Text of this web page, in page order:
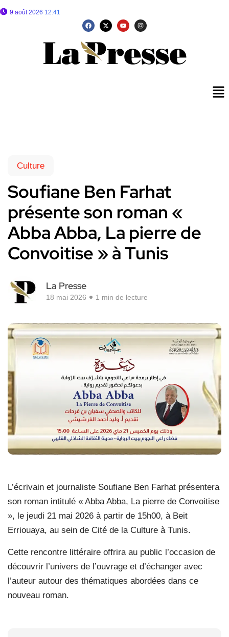
9 août 2026 12:41
Culture
Soufiane Ben Farhat
présente son roman «
Abba Abba, La pierre de
Convoitise » à Tunis
La Presse
18 mai 2026 1 min de lecture
L’écrivain et journaliste Soufiane Ben Farhat présentera
son roman intitulé « Abba Abba, La pierre de Convoitise
», le jeudi 21 mai 2026 à partir de 15h00, à Beit
Erriouaya, au sein de Cité de la Culture à Tunis.
Cette rencontre littéraire offrira au public l’occasion de
découvrir l’univers de l’ouvrage et d’échanger avec
l’auteur autour des thématiques abordées dans ce
nouveau roman.